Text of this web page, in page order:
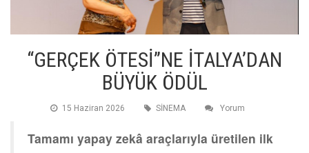
“GERÇEK ÖTESİ”NE İTALYA’DAN
BÜYÜK ÖDÜL
15 Haziran 2026 SİNEMA Yorum
Tamamı yapay zekâ araçlarıyla üretilen ilk